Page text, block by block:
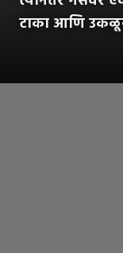
टाका आणि